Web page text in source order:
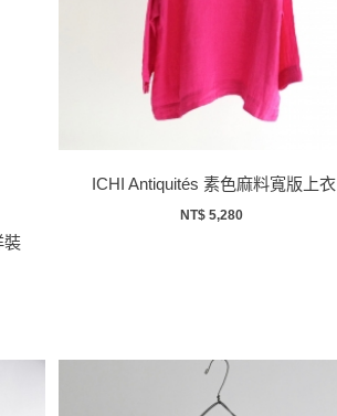
裝
ICHI Antiquités 素色麻料寬版上衣
NT$ 5,280